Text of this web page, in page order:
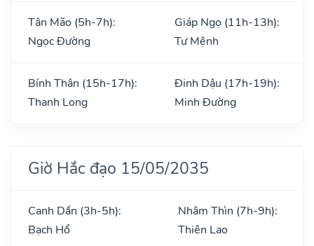
Tân Mão (5h-7h):
Ngọc Đường
Giáp Ngọ (11h-13h):
Tư Mệnh
Bính Thân (15h-17h):
Thanh Long
Đinh Dậu (17h-19h):
Minh Đường
Giờ Hắc đạo 15/05/2035
Canh Dần (3h-5h):
Bạch Hổ
Nhâm Thìn (7h-9h):
Thiên Lao